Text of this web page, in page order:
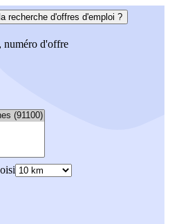
recherche d'offres d'emploi ?
numéro d'offre